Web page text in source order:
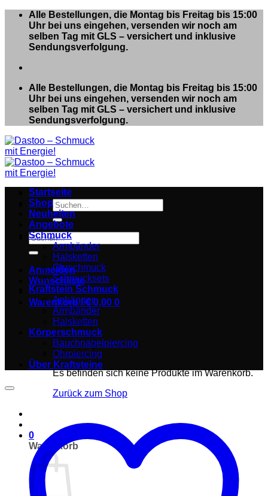
Zum
springen
Alle Bestellungen, die Montag bis Freitag bis 15:00
Uhr bei uns eingehen, versenden wir noch am
selben Tag mit GLS – versichert und inklusive
Sendungsverfolgung.
Alle Bestellungen, die Montag bis Freitag bis 15:00
Uhr bei uns eingehen, versenden wir noch am
selben Tag mit GLS – versichert und inklusive
Sendungsverfolgung.
Suchen
nach:
Suchen
nach:
Anmelden
Wunschliste
Warenkorb /€0,00 0
Es befinden sich keine Produkte im Warenkorb.
Zurück zum Shop
0
Warenkorb
Startseite
Shop
Neuheiten
Angebote
Schmuck
Armbänder
Halsketten
Ohrschmuck
Schmucksets
Kraftstein Schmuck
Anhänger
Armbänder
Halsketten
Körperschmuck
Bauchnabelpiercing
Ohrpiercing
Über Kraftsteine